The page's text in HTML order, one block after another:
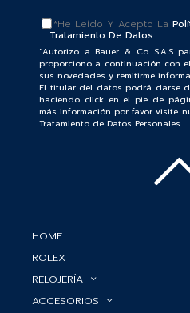
*He Leído Y Acepto La
Tratamiento De Datos
“Autorizo a Bauer & Co S.A.S
proporciono a continuación con
sus novedades y remitirme
El titular del datos podrá darse
haciendo click en el pie de
más información por favor visite
Tratamiento de Datos Personales
HOME
ROLEX
RELOJERÍA
ACCESORIOS